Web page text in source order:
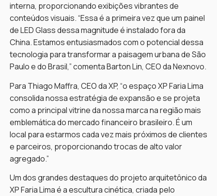
interna, proporcionando exibições vibrantes de
conteúdos visuais. “Essa é a primeira vez que um painel
de LED Glass dessa magnitude é instalado fora da
China. Estamos entusiasmados com o potencial dessa
tecnologia para transformar a paisagem urbana de São
Paulo e do Brasil,” comenta Barton Lin, CEO da Nexnovo.
Para Thiago Maffra, CEO da XP, “o espaço XP Faria Lima
consolida nossa estratégia de expansão e se projeta
como a principal vitrine da nossa marca na região mais
emblemática do mercado financeiro brasileiro. É um
local para estarmos cada vez mais próximos de clientes
e parceiros, proporcionando trocas de alto valor
agregado.”
Um dos grandes destaques do projeto arquitetônico da
XP Faria Lima é a escultura cinética, criada pelo